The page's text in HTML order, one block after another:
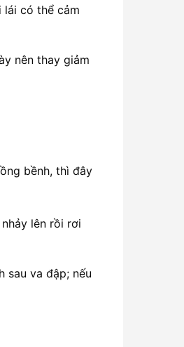
lái có thể cảm
nên thay giảm
bềnh, thì đây
lên rồi rơi
sau va đập; nếu